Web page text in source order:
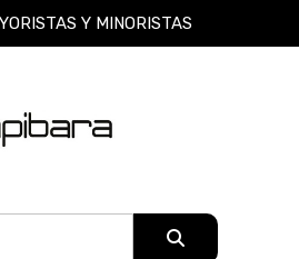
Y MINORISTAS